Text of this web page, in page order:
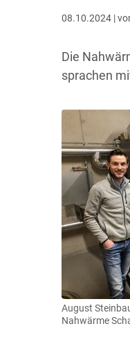
08.10.2024 |
Die
sprachen
August
Nahwärme